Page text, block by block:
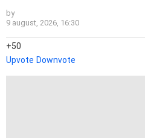
by
9 august, 2026, 16:30
50
Upvote Downvote